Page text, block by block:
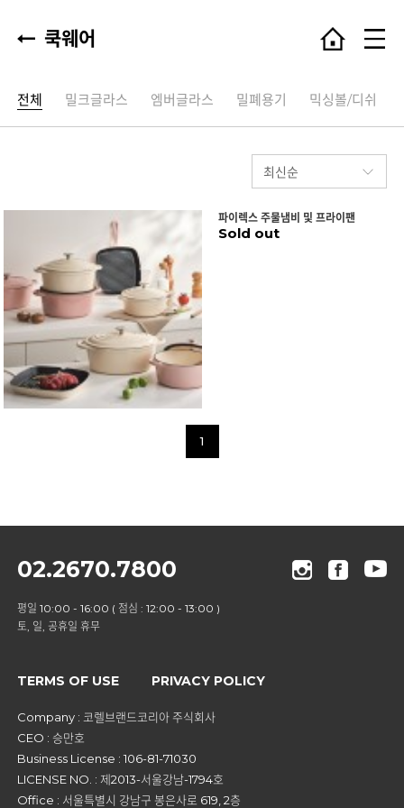
쿡웨어
전체 밀크글라스 엠버글라스 밀폐용기 믹싱볼/디쉬
파이렉스 주물냄비 및 프라이팬
Sold out
1
02.2670.7800
평일 10:00 - 16:00 ( 점심 : 12:00 - 13:00 )
토, 일, 공휴일 휴무
TERMS OF USE PRIVACY POLICY
Company : 코렐브랜드코리아 주식회사
CEO : 승만호
Business License : 106-81-71030
LICENSE NO. : 제2013-서울강남-1794호
Office : 서울특별시 강남구 봉은사로 619, 2층